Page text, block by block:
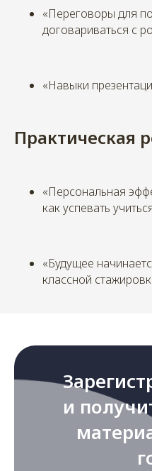
«Переговоры для
договариваться с
«Навыки
Практическая
«Персональная
как успевать
«Будущее
классной
и